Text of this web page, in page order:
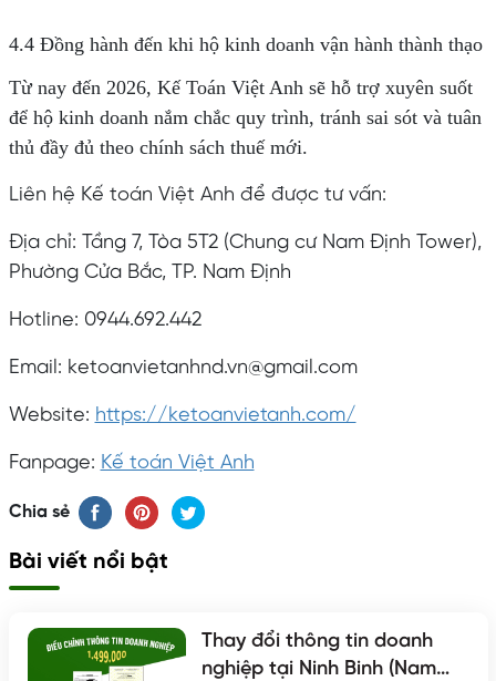
4.4 Đồng hành đến khi hộ kinh doanh vận hành thành thạo
Từ nay đến 2026, Kế Toán Việt Anh sẽ hỗ trợ xuyên suốt
để hộ kinh doanh nắm chắc quy trình, tránh sai sót và tuân
thủ đầy đủ theo chính sách thuế mới.
Liên hệ Kế toán Việt Anh để được tư vấn:
Địa chỉ: Tầng 7, Tòa 5T2 (Chung cư Nam Định Tower),
Phường Cửa Bắc, TP. Nam Định
Hotline: 0944.692.442
Email: ketoanvietanhnd.vn@gmail.com
Website: https://ketoanvietanh.com/
Fanpage: Kế toán Việt Anh
Chia sẻ
Bài viết nổi bật
Thay đổi thông tin doanh
nghiệp tại Ninh Binh (Nam